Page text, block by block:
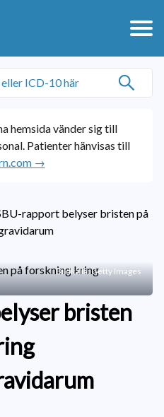
hemsida vänder sig till
Patienter hänvisas till
→
rapport belyser bristen på
bristen
Bildkälla: Getty Images